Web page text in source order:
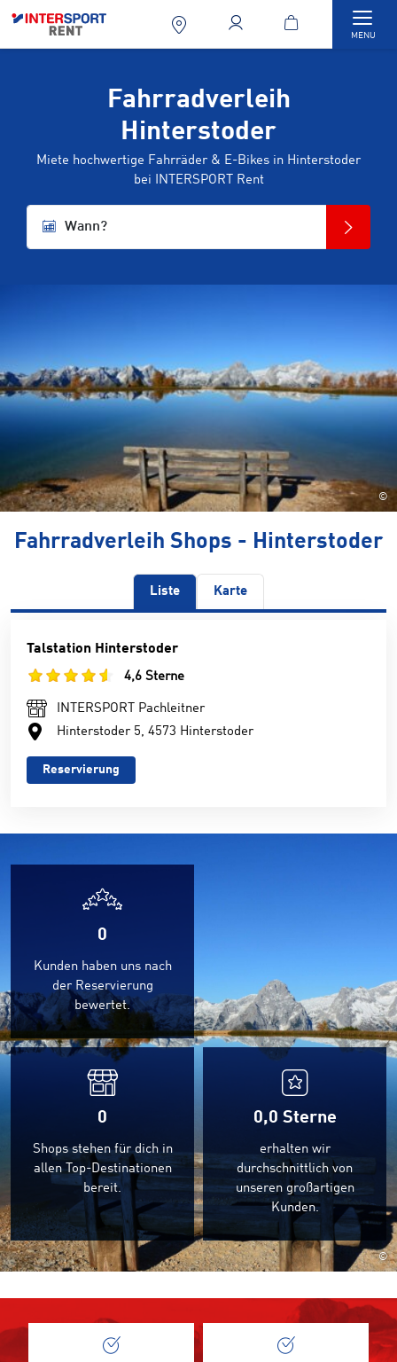
MENU
Fahrradverleih
Hinterstoder
Miete hochwertige Fahrräder & E-Bikes in Hinterstoder
bei INTERSPORT Rent
Wann?
©
Fahrradverleih Shops - Hinterstoder
Liste Karte
Talstation Hinterstoder
4,6 Sterne
INTERSPORT Pachleitner
Hinterstoder 5, 4573 Hinterstoder
Reservierung
0
Kunden haben uns nach
der Reservierung
bewertet.
0
Shops stehen für dich in
allen Top-Destinationen
bereit.
0,0 Sterne
erhalten wir
durchschnittlich von
unseren großartigen
Kunden.
©